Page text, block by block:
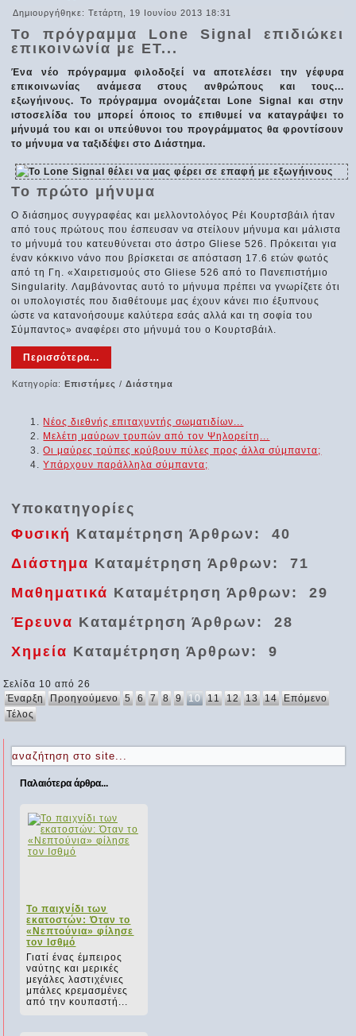
Δημιουργήθηκε: Τετάρτη, 19 Ιουνίου 2013 18:31
Το πρόγραμμα Lone Signal επιδιώκει
επικοινωνία με ΕΤ...
Ένα νέο πρόγραμμα φιλοδοξεί να αποτελέσει την γέφυρα
επικοινωνίας ανάμεσα στους ανθρώπους και τους...
εξωγήινους. Το πρόγραμμα ονομάζεται Lone Signal και στην
ιστοσελίδα του μπορεί όποιος το επιθυμεί να καταγράψει το
μήνυμά του και οι υπεύθυνοι του προγράμματος θα φροντίσουν
το μήνυμα να ταξιδέψει στο Διάστημα.
Το πρώτο μήνυμα
Ο διάσημος συγγραφέας και μελλοντολόγος Ρέι Κουρτσβάιλ ήταν
από τους πρώτους που έσπευσαν να στείλουν μήνυμα και μάλιστα
το μήνυμά του κατευθύνεται στο άστρο Gliese 526. Πρόκειται για
έναν κόκκινο νάνο που βρίσκεται σε απόσταση 17.6 ετών φωτός
από τη Γη. «Χαιρετισμούς στο Gliese 526 από το Πανεπιστήμιο
Singularity. Λαμβάνοντας αυτό το μήνυμα πρέπει να γνωρίζετε ότι
οι υπολογιστές που διαθέτουμε μας έχουν κάνει πιο έξυπνους
ώστε να κατανοήσουμε καλύτερα εσάς αλλά και τη σοφία του
Σύμπαντος» αναφέρει στο μήνυμά του ο Κουρτσβάιλ.
Περισσότερα...
Κατηγορία:Επιστήμες /Διάστημα
Νέος διεθνής επιταχυντής σωματιδίων...
Μελέτη μαύρων τρυπών από τον Ψηλορείτη...
Οι μαύρες τρύπες κρύβουν πύλες προς άλλα σύμπαντα;
Υπάρχουν παράλληλα σύμπαντα;
Υποκατηγορίες
Φυσική Καταμέτρηση Άρθρων: 40
Διάστημα Καταμέτρηση Άρθρων: 71
Μαθηματικά Καταμέτρηση Άρθρων: 29
Έρευνα Καταμέτρηση Άρθρων: 28
Χημεία Καταμέτρηση Άρθρων: 9
Σελίδα 10 από 26
Έναρξη Προηγούμενο 5 6 7 8 9 10 11 12 13 14 Επόμενο
Τέλος
Παλαιότερα άρθρα...
Το παιχνίδι των
εκατοστών: Όταν το
«Νεπτούνια» φίλησε
τον Ισθμό
Γιατί ένας έμπειρος
ναύτης και μερικές
μεγάλες λαστιχένιες
μπάλες κρεμασμένες
από την κουπαστή...